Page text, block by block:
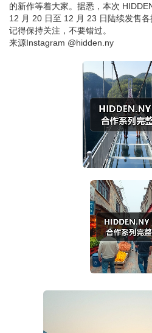
的新作等着大家。据悉，本次
12 月 20 日至 12 月 23 日陆续发售
记得保持关注，不要错过。
来源Instagram @hidden.ny